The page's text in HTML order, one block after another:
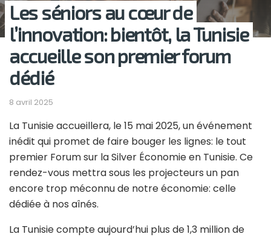
Les séniors au cœur de
l’innovation: bientôt, la Tunisie
accueille son premier forum
dédié
8 avril 2025
La Tunisie accueillera, le 15 mai 2025, un événement
inédit qui promet de faire bouger les lignes: le tout
premier Forum sur la Silver Économie en Tunisie. Ce
rendez-vous mettra sous les projecteurs un pan
encore trop méconnu de notre économie: celle
dédiée à nos aînés.
La Tunisie compte aujourd’hui plus de 1,3 million de